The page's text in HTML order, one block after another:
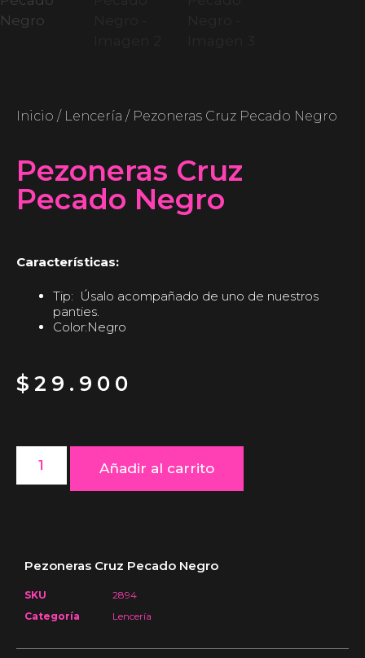
Inicio / Lencería / Pezoneras Cruz Pecado Negro
Pezoneras Cruz
Pecado Negro
Características:
Tip: Úsalo acompañado de uno de nuestros
panties.
Color:Negro
$ 29.900
Añadir al carrito
Pezoneras Cruz Pecado Negro
SKU
2894
Categoría
Lencería